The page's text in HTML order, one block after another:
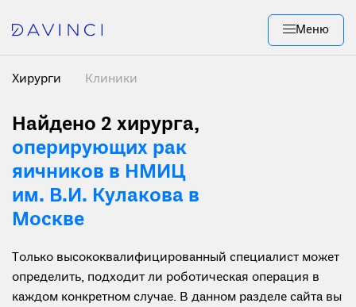
Меню
Хирурги Клиники
Найдено 2 хирурга,
оперирующих рак
яичников в НМИЦ
им. В.И. Кулакова в
Москве
Только высококвалифицированный специалист может
определить, подходит ли роботическая операция в
каждом конкретном случае. В данном разделе сайта вы